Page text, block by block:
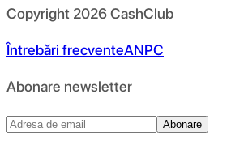
Copyright 2026CashClub
Întrebări frecventeANPC
Abonare newsletter
Abonare